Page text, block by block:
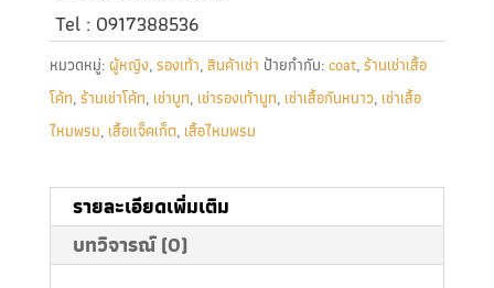
Tel : 0917388536
หมวดหมู่:ผู้หญิง,รองเท้า,สินค้าเช่า ป้ายกำกับ:coat,ร้านเช่าเสื้อ
โค้ท,ร้านเช่าโค้ท, เช่าบูท, เช่ารองเท้าบูท, เช่าเสื้อกันหนาว, เช่าเสื้อ
ไหมพรม, เสื้อแจ็คเก็ต, เสื้อไหมพรม
รายละเอียดเพิ่มเติม
บทวิจารณ์ (0)